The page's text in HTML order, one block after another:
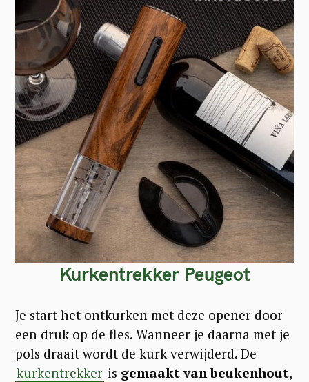
Kurkentrekker Peugeot
Je start het ontkurken met deze opener door
een druk op de fles. Wanneer je daarna met je
pols draait wordt de kurk verwijderd. De
kurkentrekker is gemaakt van beukenhout,
e
a
r
c
h
f
o
: